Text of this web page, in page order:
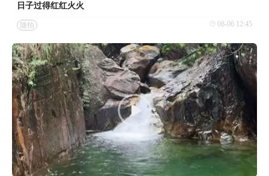
日子过得红红火火
随拍 08-06 12:45